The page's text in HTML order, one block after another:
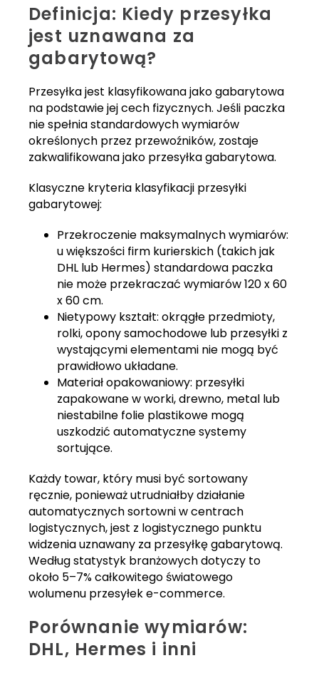
Definicja: Kiedy przesyłka
jest uznawana za
gabarytową?
Przesyłka jest klasyfikowana jako gabarytowa
na podstawie jej cech fizycznych. Jeśli paczka
nie spełnia standardowych wymiarów
określonych przez przewoźników, zostaje
zakwalifikowana jako przesyłka gabarytowa.
Klasyczne kryteria klasyfikacji przesyłki
gabarytowej:
Przekroczenie maksymalnych wymiarów:
u większości firm kurierskich (takich jak
DHL lub Hermes) standardowa paczka
nie może przekraczać wymiarów 120 x 60
x 60 cm.
Nietypowy kształt: okrągłe przedmioty,
rolki, opony samochodowe lub przesyłki z
wystającymi elementami nie mogą być
prawidłowo układane.
Materiał opakowaniowy: przesyłki
zapakowane w worki, drewno, metal lub
niestabilne folie plastikowe mogą
uszkodzić automatyczne systemy
sortujące.
Każdy towar, który musi być sortowany
ręcznie, ponieważ utrudniałby działanie
automatycznych sortowni w centrach
logistycznych, jest z logistycznego punktu
widzenia uznawany za przesyłkę gabarytową.
Według statystyk branżowych dotyczy to
około 5–7% całkowitego światowego
wolumenu przesyłek e-commerce.
Porównanie wymiarów:
DHL, Hermes i inni